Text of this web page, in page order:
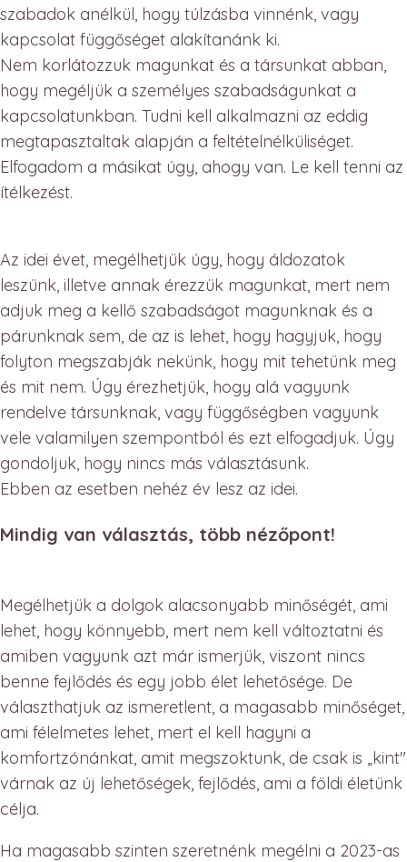
szabadok anélkül, hogy túlzásba vinnénk, vagy
kapcsolat függőséget alakítanánk ki.
Nem korlátozzuk magunkat és a társunkat abban,
hogy megéljük a személyes szabadságunkat a
kapcsolatunkban. Tudni kell alkalmazni az eddig
megtapasztaltak alapján a feltételnélküliséget.
Elfogadom a másikat úgy, ahogy van. Le kell tenni az
ítélkezést.
Az idei évet, megélhetjük úgy, hogy áldozatok
leszünk, illetve annak érezzük magunkat, mert nem
adjuk meg a kellő szabadságot magunknak és a
párunknak sem, de az is lehet, hogy hagyjuk, hogy
folyton megszabják nekünk, hogy mit tehetünk meg
és mit nem. Úgy érezhetjük, hogy alá vagyunk
rendelve társunknak, vagy függőségben vagyunk
vele valamilyen szempontból és ezt elfogadjuk. Úgy
gondoljuk, hogy nincs más választásunk.
Ebben az esetben nehéz év lesz az idei.
Mindig van választás, több nézőpont!
Megélhetjük a dolgok alacsonyabb minőségét, ami
lehet, hogy könnyebb, mert nem kell változtatni és
amiben vagyunk azt már ismerjük, viszont nincs
benne fejlődés és egy jobb élet lehetősége. De
választhatjuk az ismeretlent, a magasabb minőséget,
ami félelmetes lehet, mert el kell hagyni a
komfortzónánkat, amit megszoktunk, de csak is „kint"
várnak az új lehetőségek, fejlődés, ami a földi életünk
célja.
Ha magasabb szinten szeretnénk megélni a 2023-as